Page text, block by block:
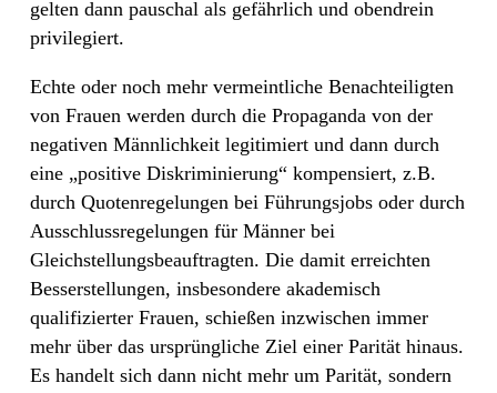
gelten dann pauschal als gefährlich und obendrein
privilegiert.
Echte oder noch mehr vermeintliche Benachteiligten
von Frauen werden durch die Propaganda von der
negativen Männlichkeit legitimiert und dann durch
eine „positive Diskriminierung“ kompensiert, z.B.
durch Quotenregelungen bei Führungsjobs oder durch
Ausschlussregelungen für Männer bei
Gleichstellungsbeauftragten. Die damit erreichten
Besserstellungen, insbesondere akademisch
qualifizierter Frauen, schießen inzwischen immer
mehr über das ursprüngliche Ziel einer Parität hinaus.
Es handelt sich dann nicht mehr um Parität, sondern